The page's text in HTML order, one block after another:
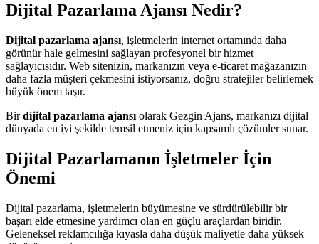
Dijital Pazarlama Ajansı Nedir?
Dijital pazarlama ajansı, işletmelerin internet ortamında daha
görünür hale gelmesini sağlayan profesyonel bir hizmet
sağlayıcısıdır. Web sitenizin, markanızın veya e-ticaret mağazanızın
daha fazla müşteri çekmesini istiyorsanız, doğru stratejiler belirlemek
büyük önem taşır.
Birdijital pazarlama ajansı olarak Gezgin Ajans, markanızı dijital
dünyada en iyi şekilde temsil etmeniz için kapsamlı çözümler sunar.
Dijital Pazarlamanın İşletmeler İçin
Önemi
Dijital pazarlama, işletmelerin büyümesine ve sürdürülebilir bir
başarı elde etmesine yardımcı olan en güçlü araçlardan biridir.
Geleneksel reklamcılığa kıyasla daha düşük maliyetle daha yüksek